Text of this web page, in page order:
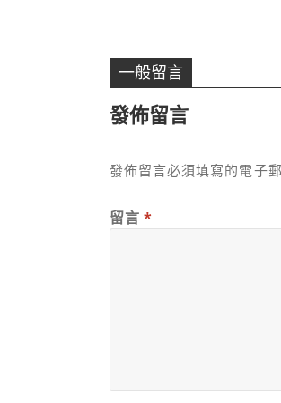
一般留言
發佈留言
發佈留言必須填寫的電子
留言 *